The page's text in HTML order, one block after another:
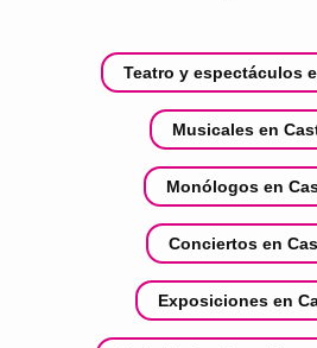
Teatro y espectáculos
Musicales en
Monólogos en
Conciertos en
Exposiciones en